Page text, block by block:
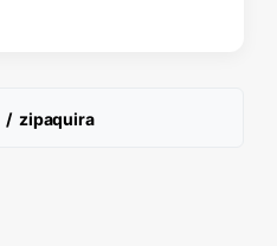
/ zipaquira